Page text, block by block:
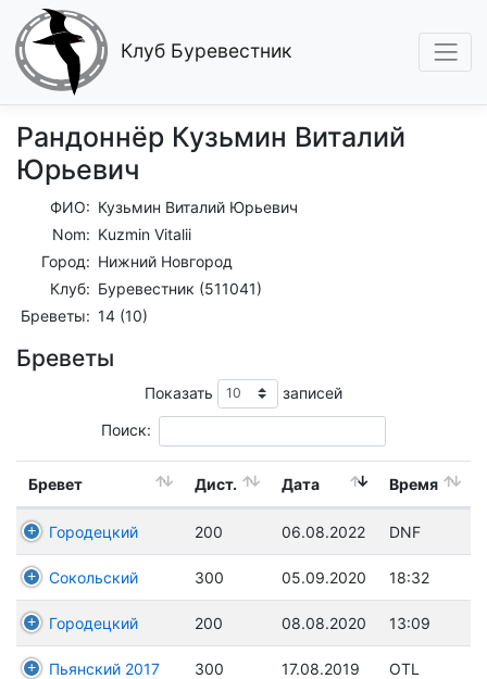
Клуб Буревестник
Рандоннёр Кузьмин Виталий
Юрьевич
ФИО: Кузьмин Виталий Юрьевич
Nom: Kuzmin Vitalii
Город: Нижний Новгород
Клуб: Буревестник (511041)
Бреветы: 14 (10)
Бреветы
Показать записей
Поиск:
Бревет Дист. Дата Время
Городецкий 200 06.08.2022 DNF
Сокольский 300 05.09.2020 18:32
Городецкий 200 08.08.2020 13:09
Пьянский 2017 300 17.08.2019 OTL